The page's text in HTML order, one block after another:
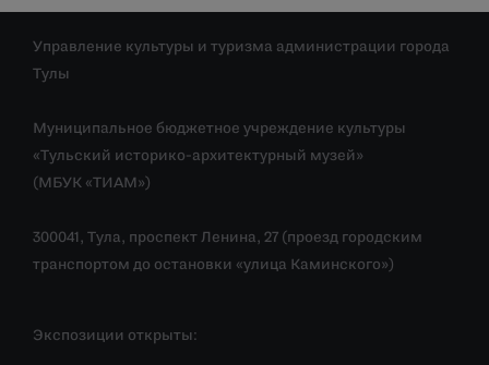
Управление культуры и туризма администрации города
Тулы
Муниципальное бюджетное учреждение культуры
«Тульский историко-архитектурный музей»
(МБУК «ТИАМ»)
300041, Тула, проспект Ленина, 27 (проезд городским
транспортом до остановки «улица Каминского»)
Экспозиции открыты: